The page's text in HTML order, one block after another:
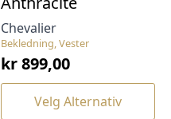
Bekledning, Vester
Chevalier
kr899,00
Velg Alternativ
Dette
produktet